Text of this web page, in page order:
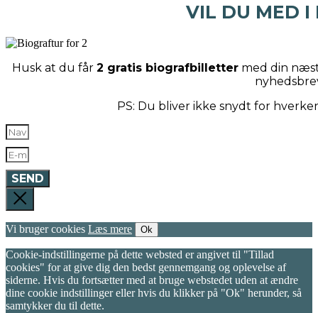
VIL DU MED I
Husk at du får 2 gratis biografbillettermed din
PS: Du bliver ikke snydt for
SEND
Vi bruger cookies Læs mere Ok
Cookie-indstillingerne på dette websted er angivet til "Tillad
cookies" for at give dig den bedst gennemgang og oplevelse af
siderne. Hvis du fortsætter med at bruge webstedet uden at ændre
dine cookie indstillinger eller hvis du klikker på "Ok" herunder, så
samtykker du til dette.